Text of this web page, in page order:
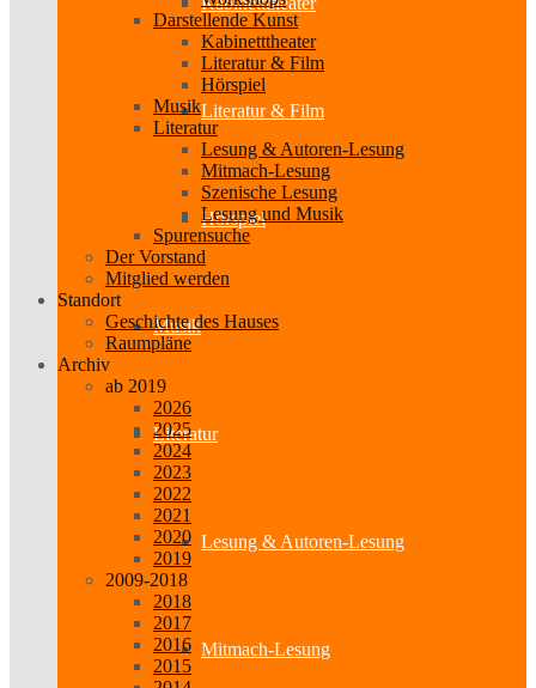
Literatur & Film
Hörspiel
Musik
Literatur
Lesung & Autoren-Lesung
Mitmach-Lesung
Darstellende Kunst
Kabinetttheater
Literatur & Film
Hörspiel
Musik
Literatur
Lesung & Autoren-Lesung
Mitmach-Lesung
Szenische Lesung
Lesung und Musik
Spurensuche
Der Vorstand
Mitglied werden
Standort
Geschichte des Hauses
Raumpläne
Archiv
ab 2019
2026
2025
2024
2023
2022
2021
2020
2019
2009-2018
2018
2017
2016
2015